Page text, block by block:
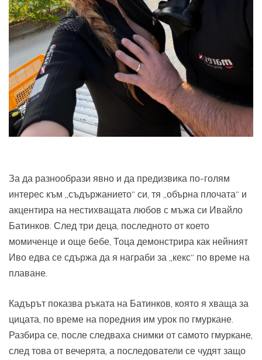
За да разнообрази явно и да предизвика по-голям
интерес към „съдържанието“ си, тя „обърна плочата“ и
акцентира на нестихващата любов с мъжа си Ивайло
Батинков. След три деца, последното от което
момиченце и още бебе, Тоца демонстрира как нейният
Иво едва се сдържа да я награби за „кекс“ по време на
плаване.
Кадърът показва ръката на Батинков, която я хваща за
цицата, по време на поредния им урок по гмуркане.
Разбира се, после следваха снимки от самото гмуркане,
след това от вечерята, а последователи се чудят защо